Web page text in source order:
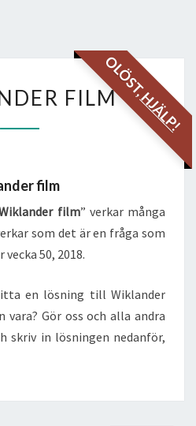
OLÖST,
HJÄLP!
WIKLANDER
FILM
FILM
film
film” verkar många
som det är en fråga som
50, 2018.
en lösning till Wiklander
vara? Gör oss och alla andra
skriv in lösningen nedanför,